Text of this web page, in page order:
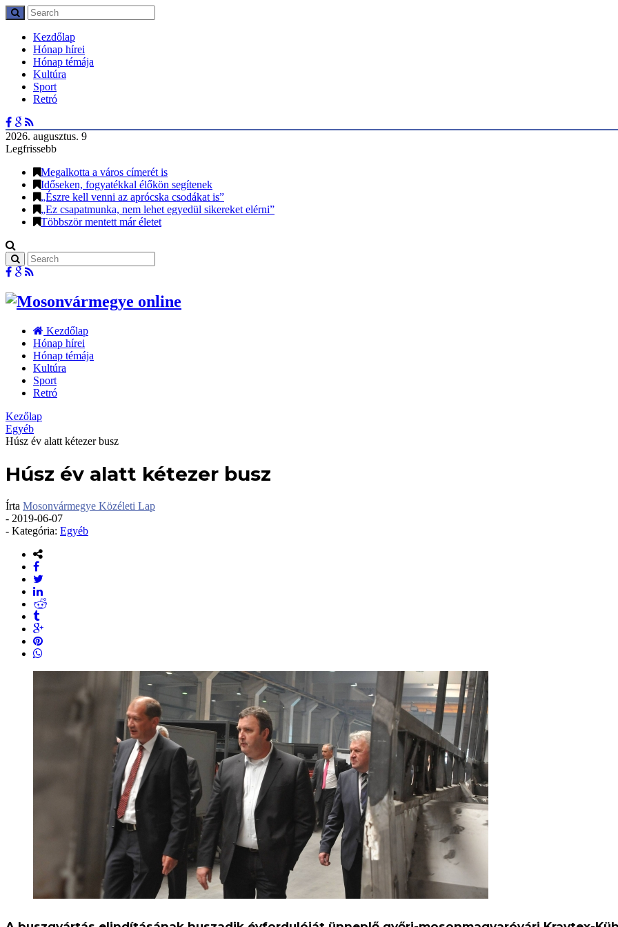
Kezdőlap
Hónap hírei
Hónap témája
Kultúra
Sport
Retró
2026. augusztus. 9
Legfrissebb
Megalkotta a város címerét is
Időseken, fogyatékkal élőkön segítenek
„Észre kell venni az aprócska csodákat is”
„Ez csapatmunka, nem lehet egyedül sikereket elérni”
Többször mentett már életet
Kezdőlap
Hónap hírei
Hónap témája
Kultúra
Sport
Retró
Kezőlap
Egyéb
Húsz év alatt kétezer busz
Húsz év alatt kétezer busz
Írta Mosonvármegye Közéleti Lap
- 2019-06-07
- Kategória: Egyéb